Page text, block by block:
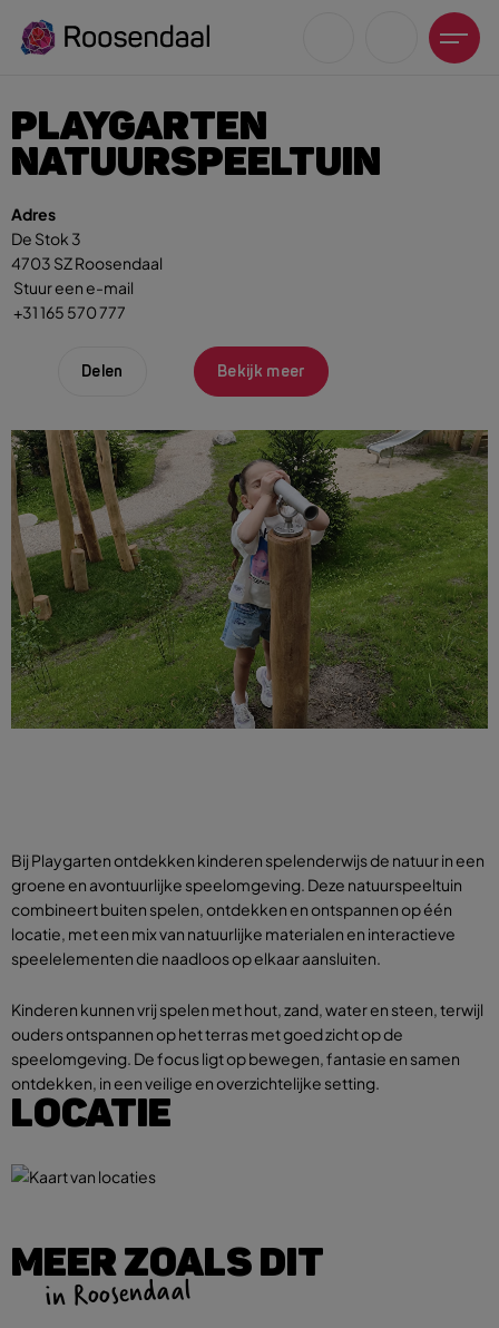
Zoeksuggesties
UITagenda
Wandelen
Winkeltijden en koopzondagen
PLAYGARTEN
NATUURSPEELTUIN
Adres
De Stok 3
4703 SZ Roosendaal
Stuur een e-mail
+31 165 570 777
Delen Bekijk meer
Bij Playgarten ontdekken kinderen spelenderwijs de natuur in een
groene en avontuurlijke speelomgeving. Deze natuurspeeltuin
combineert buiten spelen, ontdekken en ontspannen op één
locatie, met een mix van natuurlijke materialen en interactieve
speelelementen die naadloos op elkaar aansluiten.
Kinderen kunnen vrij spelen met hout, zand, water en steen, terwijl
ouders ontspannen op het terras met goed zicht op de
speelomgeving. De focus ligt op bewegen, fantasie en samen
ontdekken, in een veilige en overzichtelijke setting.
LOCATIE
MEER ZOALS DIT
in Roosendaal